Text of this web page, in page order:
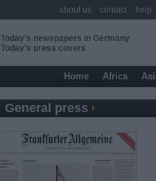
Today's newspapers in Germany
Today's press covers
Home Africa
General press
about us contact help